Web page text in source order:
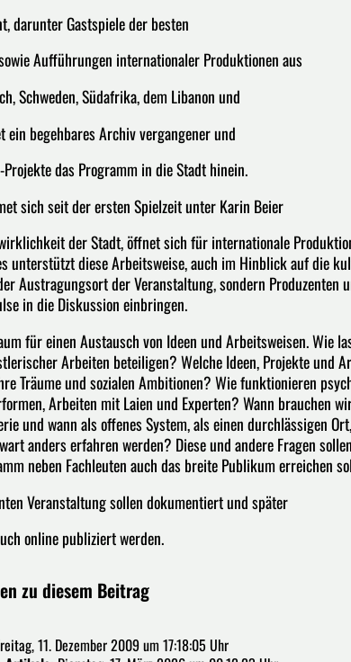
darunter Gastspiele der besten
Aufführungen internationaler Produktionen aus
Schweden, Südafrika, dem Libanon und
ein begehbares Archiv vergangener und
das Programm in die Stadt hinein.
sich seit der ersten Spielzeit unter Karin Beier
der Stadt, öffnet sich für internationale
unterstützt diese Arbeitsweise, auch im Hinblick auf die
Austragungsort der Veranstaltung, sondern Produzenten
in die Diskussion einbringen.
für einen Austausch von Ideen und Arbeitsweisen. Wie
Arbeiten beteiligen? Welche Ideen, Projekte und
Träume und sozialen Ambitionen? Wie funktionieren
Arbeiten mit Laien und Experten? Wann brauchen
und wann als offenes System, als einen durchlässigen
anders erfahren werden? Diese und andere Fragen
neben Fachleuten auch das breite Publikum erreichen
Veranstaltung sollen dokumentiert und später
online publiziert werden.
zu diesem Beitrag
11. Dezember 2009 um 17:18:05 Uhr